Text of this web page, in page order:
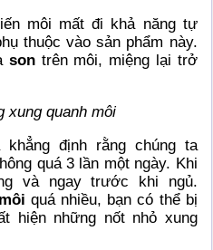
môi mất đi khả năng tự
thuộc vào sản phẩm này.
sontrên môi, miệng lại trở
xung quanh môi
định rằng chúng ta
quá 3 lần một ngày. Khi
và ngay trước khi ngủ.
quá nhiều, bạn có thể bị
hiện những nốt nhỏ xung